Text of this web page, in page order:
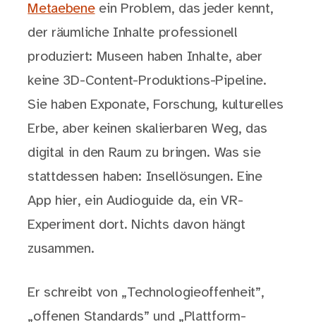
Metaebeneein Problem, das jeder kennt,
der räumliche Inhalte professionell
produziert: Museen haben Inhalte, aber
keine 3D-Content-Produktions-Pipeline.
Sie haben Exponate, Forschung, kulturelles
Erbe, aber keinen skalierbaren Weg, das
digital in den Raum zu bringen. Was sie
stattdessen haben: Insellösungen. Eine
App hier, ein Audioguide da, ein VR-
Experiment dort. Nichts davon hängt
zusammen.
Er schreibt von „Technologieoffenheit”,
„offenen Standards” und „Plattform-